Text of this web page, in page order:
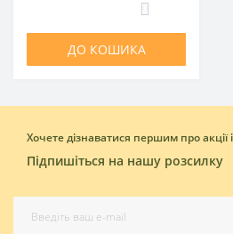
0
ДО КОШИКА
Хочете дізнаватися першим про акції
Підпишіться на нашу розсилку